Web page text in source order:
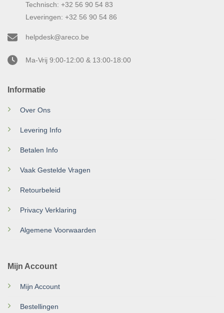
Informatie
Over Ons
Levering Info
Betalen Info
Vaak Gestelde Vragen
Retourbeleid
Privacy Verklaring
Algemene Voorwaarden
Mijn Account
Mijn Account
Bestellingen
Technisch: +32 56 90 54 83
Leveringen: +32 56 90 54 86
helpdesk@areco.be
Ma-Vrij 9:00-12:00 & 13:00-18:00